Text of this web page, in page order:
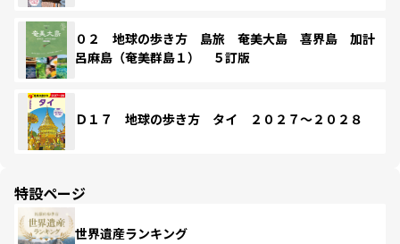
０２ 地球の歩き方 島旅 奄美大島 喜界島 加計
呂麻島（奄美群島１） ５訂版
Ｄ１７ 地球の歩き方 タイ ２０２７～２０２８
特設ページ
世界遺産ランキング